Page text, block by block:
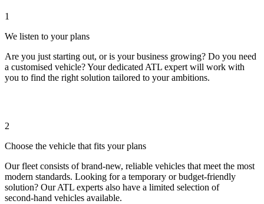
1
We listen to your plans
Are you just starting out, or is your business growing? Do you need
a customised vehicle? Your dedicated ATL expert will work with
you to find the right solution tailored to your ambitions.
2
Choose the vehicle that fits your plans
Our fleet consists of brand‑new, reliable vehicles that meet the most
modern standards. Looking for a temporary or budget‑friendly
solution? Our ATL experts also have a limited selection of
second‑hand vehicles available.